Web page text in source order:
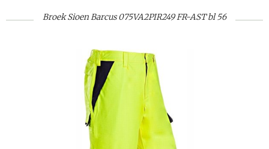
Broek Sioen Barcus 075VA2PIR249 FR-AST bl 56